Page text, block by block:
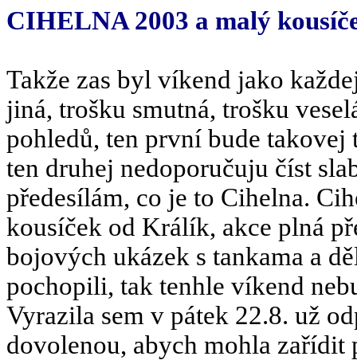
CIHELNA 2003 a malý
Takže zas byl víkend jako
jiná, trošku smutná, trošku
pohledů, ten první bude takovej
ten druhej nedoporučuju číst
předesílám, co je to Cihelna.
kousíček od Králík, akce plná
bojových ukázek s tankama a
pochopili, tak tenhle víkend
Vyrazila sem v pátek 22.8. už
dovolenou, abych mohla